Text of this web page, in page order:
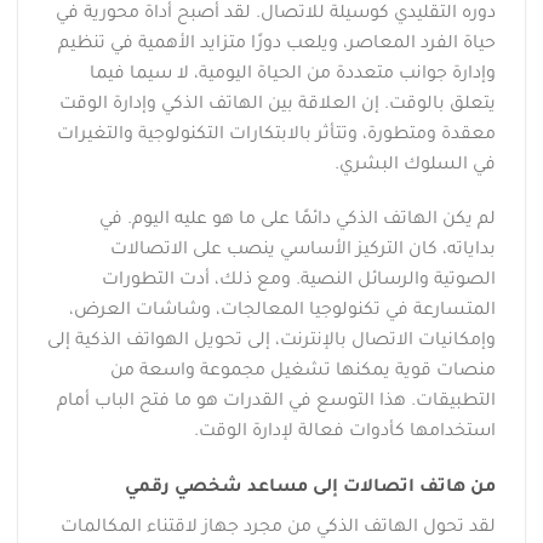
دوره التقليدي كوسيلة للاتصال. لقد أصبح أداة محورية في
حياة الفرد المعاصر، ويلعب دورًا متزايد الأهمية في تنظيم
وإدارة جوانب متعددة من الحياة اليومية، لا سيما فيما
يتعلق بالوقت. إن العلاقة بين الهاتف الذكي وإدارة الوقت
معقدة ومتطورة، وتتأثر بالابتكارات التكنولوجية والتغيرات
في السلوك البشري.
لم يكن الهاتف الذكي دائمًا على ما هو عليه اليوم. في
بداياته، كان التركيز الأساسي ينصب على الاتصالات
الصوتية والرسائل النصية. ومع ذلك، أدت التطورات
المتسارعة في تكنولوجيا المعالجات، وشاشات العرض،
وإمكانيات الاتصال بالإنترنت، إلى تحويل الهواتف الذكية إلى
منصات قوية يمكنها تشغيل مجموعة واسعة من
التطبيقات. هذا التوسع في القدرات هو ما فتح الباب أمام
استخدامها كأدوات فعالة لإدارة الوقت.
من هاتف اتصالات إلى مساعد شخصي رقمي
لقد تحول الهاتف الذكي من مجرد جهاز لاقتناء المكالمات